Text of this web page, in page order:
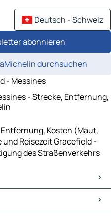
Deutsch - Schweiz
abonnieren
durchsuchen
- Messines
- Strecke, Entfernung,
Kosten (Maut,
Reisezeit Gracefield -
des Straßenverkehrs